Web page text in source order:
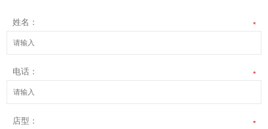
姓名： *
电话： *
店型： *